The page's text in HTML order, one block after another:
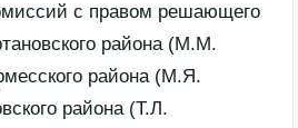
с правом решающего
района (М.М.
района (М.Я.
района (Т.Л.